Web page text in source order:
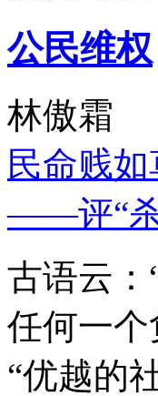
公民维权
林傲霜
民命贱如
——评“杀
古语云：
任何一
“优越的